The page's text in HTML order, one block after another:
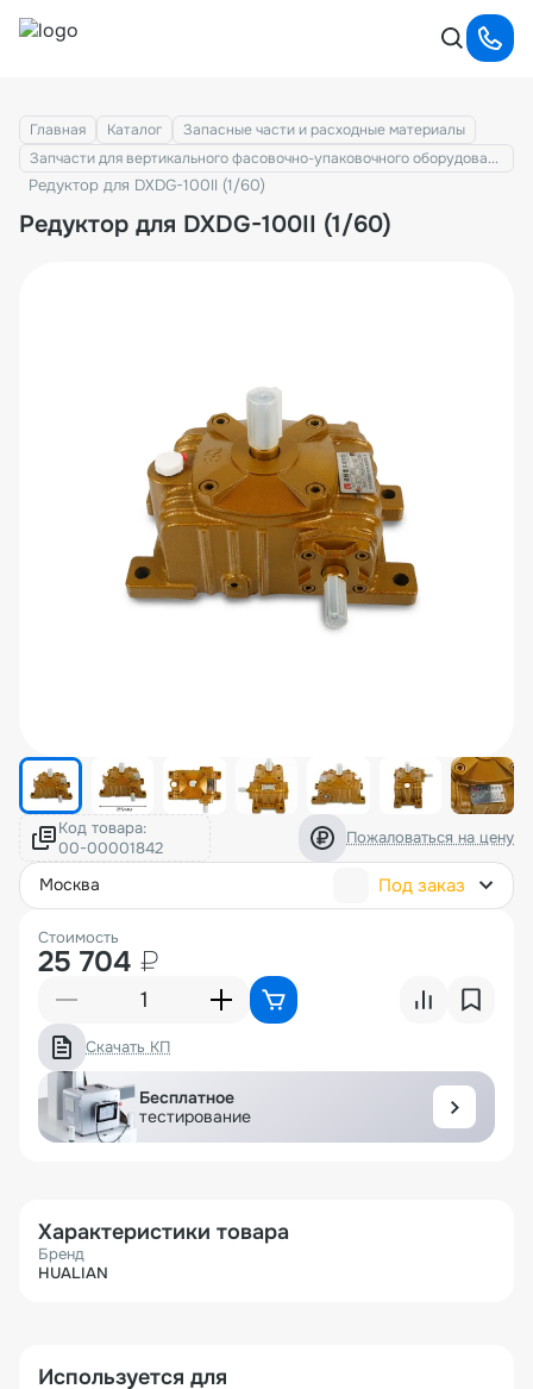
Главная Каталог Запасные части и расходные материалы
Запчасти для вертикального фасовочно-упаковочного оборудования
Редуктор для DXDG-100II (1/60)
Редуктор для DXDG-100II (1/60)
Код товара: Пожаловаться на цену
москва Под заказ
Стоимость
25 704 ₽
Скачать КП
Бесплатное
тестирование
Характеристики товара
Бренд
HUALIAN
Используется для